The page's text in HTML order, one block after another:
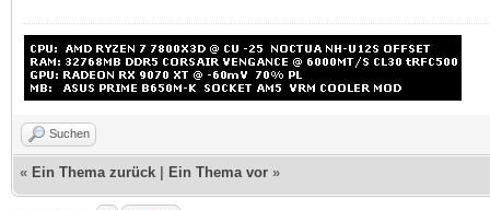
Suchen
« Ein Thema zurück Ein Thema vor »